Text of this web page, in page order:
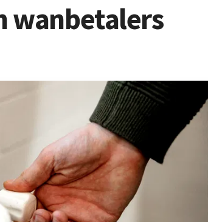
wanbetalers